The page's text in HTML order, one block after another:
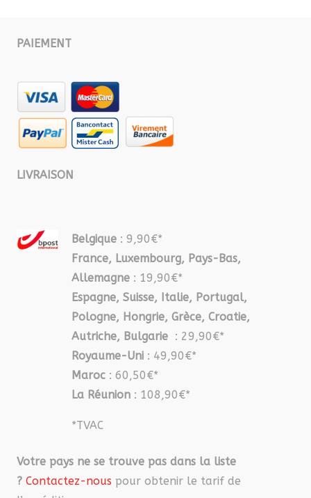
PAIEMENT
LIVRAISON
Belgique : 9,90€*
France, Luxembourg, Pays-Bas,
Allemagne : 19,90€*
Espagne, Suisse, Italie, Portugal,
Pologne, Hongrie, Grèce, Croatie,
Autriche, Bulgarie : 29,90€*
Royaume-Uni : 49,90€*
Maroc : 60,50€*
La Réunion : 108,90€*
*TVAC
Votre pays ne se trouve pas dans la liste
? Contactez-nous pour obtenir le tarif de